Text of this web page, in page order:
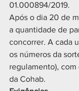
01.000894/2019.
Após o dia 20 de
a quantidade de
concorrer. A cada
os números da
regulamento),
da Cohab.